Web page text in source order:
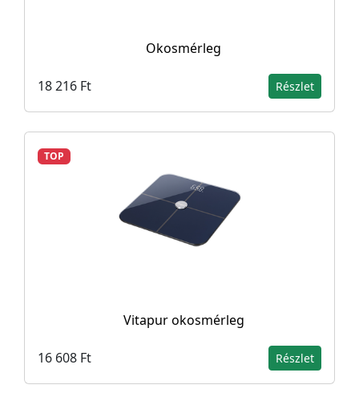
Okosmérleg
18 216 Ft Részlet
TOP
Vitapur okosmérleg
16 608 Ft Részlet